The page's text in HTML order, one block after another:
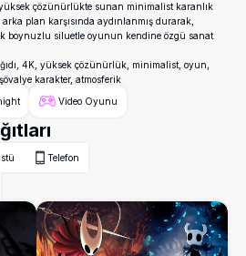
çözünürlükte sunan minimalist karanlık
plan karşısında aydınlanmış durarak,
boynuzlu siluetle oyunun kendine özgü sanat
4K, yüksek çözünürlük, minimalist, oyun,
karakter, atmosferik
Video Oyunu
Telefon